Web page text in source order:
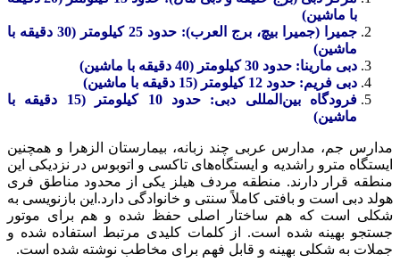
با ماشین)
جمیرا (جمیرا بیچ، برج العرب): حدود 25 کیلومتر (30 دقیقه با
ماشین)
دبی مارینا: حدود 30 کیلومتر (40 دقیقه با ماشین)
دبی فریم: حدود 12 کیلومتر (15 دقیقه با ماشین)
فرودگاه بین‌المللی دبی: حدود 10 کیلومتر (15 دقیقه با
ماشین)
مدارس جم، مدارس عربی چند زبانه، بیمارستان الزهرا و همچنین
ایستگاه مترو راشدیه و ایستگاه‌های تاکسی و اتوبوس در نزدیکی این
منطقه قرار دارند. منطقه مردف هیلز یکی از محدود مناطق فری
هولد دبی است و بافتی کاملاً سنتی و خانوادگی دارد. این بازنویسی به
شکلی است که هم ساختار اصلی حفظ شده و هم برای موتور
جستجو بهینه شده است. از کلمات کلیدی مرتبط استفاده شده و
جملات به شکلی بهینه و قابل فهم برای مخاطب نوشته شده است.